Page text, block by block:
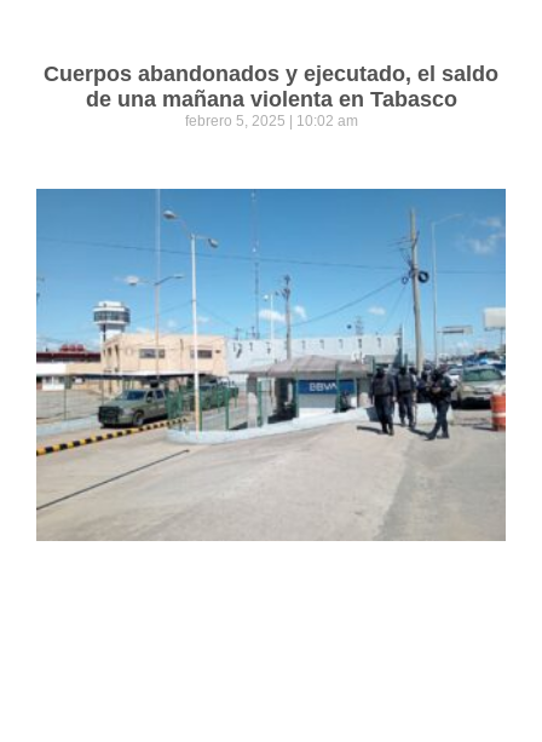
Cuerpos abandonados y ejecutado, el saldo
de una mañana violenta en Tabasco
febrero 5, 2025 10:02 am